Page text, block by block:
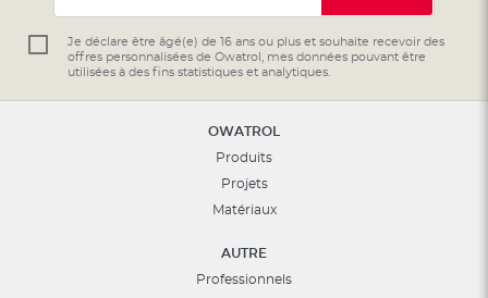
notre
lettre
d’information
Je déclare être âgé(e) de 16 ans ou plus et souhaite recevoir des
offres personnalisées de Owatrol, mes données pouvant être
utilisées à des fins statistiques et analytiques.
OWATROL
Produits
Projets
Matériaux
AUTRE
Professionnels